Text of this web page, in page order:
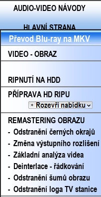
AUDIO-VIDEO NÁVODY
HLAVNÍ STRANA
Převod Blu-ray na MKV
VIDEO - OBRAZ
RIPNUTÍ NA HDD
PŘÍPRAVA HD RIPU
REMASTERING OBRAZU
- Odstranění černých okrajů
- Změna výstupního rozlišení
- Základní analýza videa
- Deinterlace - řádkování
- Odstranění šumů obrazu
- Odstranění loga TV stanice